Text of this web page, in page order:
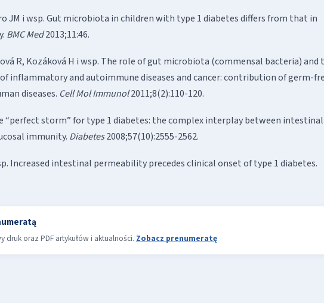
JM i wsp. Gut microbiota in children with type 1 diabetes differs from that in
BMC Med2013;11:46.
R, Kozáková H i wsp. The role of gut microbiota (commensal bacteria) and
inflammatory and autoimmune diseases and cancer: contribution of germ-
diseases. Cell Mol Immunol2011;8(2):110-120.
“perfect storm” for type 1 diabetes: the complex interplay between intestinal
immunity. Diabetes2008;57(10):2555-2562.
Increased intestinal permeability precedes clinical onset of type 1 diabetes.
oraz PDF artykułów i aktualności. Zobacz prenumeratę